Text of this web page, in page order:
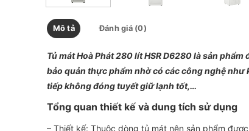
Mô tả Đánh giá (0)
Tủ mát Hoà Phát 280 lít HSR D6280 là sản
bảo quản thực phẩm nhờ có các công nghệ
tiếp không đóng tuyết giữ lạnh tốt,…
Tổng quan thiết kế và dung tích sử dụng
– Thiết kế: Thuộc dòng tủ mát nên sản phẩm